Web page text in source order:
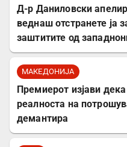
Д-р Даниловски
веднаш отстранете ја
заштитите од
МАКЕДОНИЈА
Премиерот изјави
реалноста на
демантира